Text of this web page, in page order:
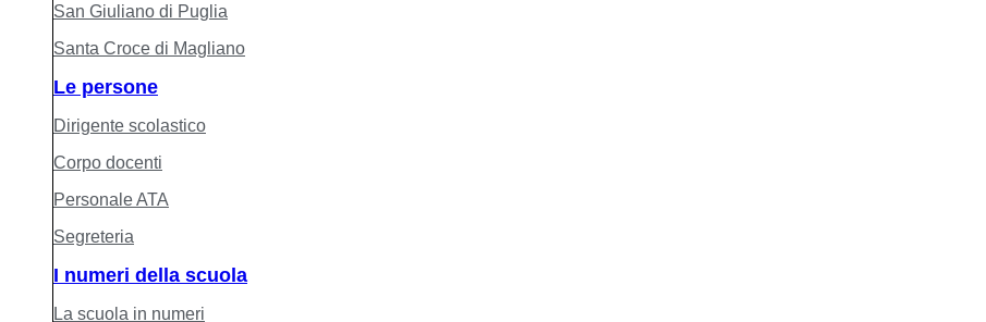
San Giuliano di Puglia
Santa Croce di Magliano
Le persone
Dirigente scolastico
Corpo docenti
Personale ATA
Segreteria
I numeri della scuola
La scuola in numeri